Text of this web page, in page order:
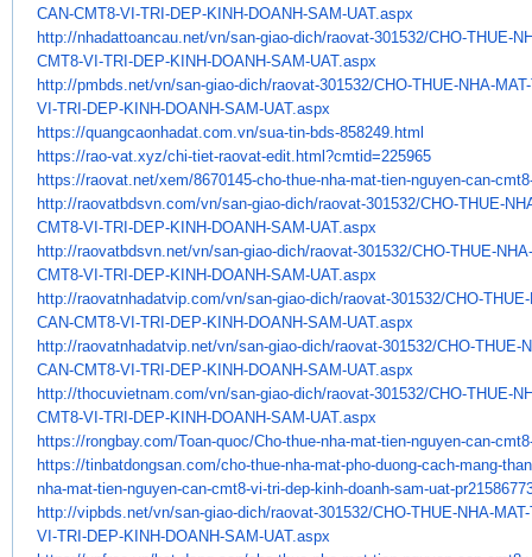
CAN-CMT8-VI-TRI-DEP-KINH-DOANH-SAM-UAT.aspx
http://nhadattoancau.net/vn/san-giao-dich/raovat-301532/CHO-THUE-
CMT8-VI-TRI-DEP-KINH-DOANH-SAM-UAT.aspx
http://pmbds.net/vn/san-giao-dich/raovat-301532/CHO-THUE-NHA-
VI-TRI-DEP-KINH-DOANH-SAM-UAT. aspx
https://quangcaonhadat.com.vn/sua-tin-bds-858249.html
https://rao-vat.xyz/chi-tiet-raovat-edit.html?cmtid=225965
https://raovat.net/xem/8670145-cho-thue-nha-mat-tien-nguyen-can-
http://raovatbdsvn.com/vn/san-giao-dich/raovat-301532/CHO-THUE-
CMT8-VI-TRI-DEP-KINH-DOANH-SAM-UAT.aspx
http://raovatbdsvn.net/vn/san-giao-dich/raovat-301532/CHO-THUE-
CMT8-VI-TRI-DEP-KINH-DOANH-SAM-UAT.aspx
http://raovatnhadatvip.com/vn/san-giao-dich/raovat-301532/CHO-
CAN-CMT8-VI-TRI-DEP-KINH-DOANH-SAM-UAT.aspx
http://raovatnhadatvip.net/vn/san-giao-dich/raovat-301532/CHO-THUE-
CAN-CMT8-VI-TRI-DEP-KINH-DOANH-SAM-UAT.aspx
http://thocuvietnam.com/vn/san-giao-dich/raovat-301532/CHO-THUE-
CMT8-VI-TRI-DEP-KINH-DOANH-SAM-UAT.aspx
https://rongbay.com/Toan-quoc/Cho-thue-nha-mat-tien-nguyen-can-
https://tinbatdongsan.com/cho-thue-nha-mat-pho-duong-cach-mang-
nha-mat-tien-nguyen-can-cmt8-vi-tri-dep-kinh-doanh-sam-uat-
http://vipbds.net/vn/san-giao-dich/raovat-301532/CHO-THUE-NHA-
VI-TRI-DEP-KINH-DOANH-SAM-UAT. aspx